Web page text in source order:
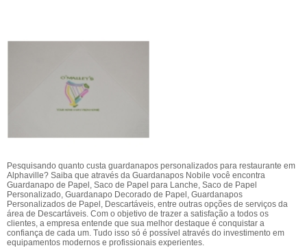
Pesquisando quanto custa guardanapos personalizados para restaurante em
Alphaville? Saiba que através da Guardanapos Nobile você encontra
Guardanapo de Papel, Saco de Papel para Lanche, Saco de Papel
Personalizado, Guardanapo Decorado de Papel, Guardanapos
Personalizados de Papel, Descartáveis, entre outras opções de serviços da
área de Descartáveis. Com o objetivo de trazer a satisfação a todos os
clientes, a empresa entende que sua melhor destaque é conquistar a
confiança de cada um. Tudo isso só é possível através do investimento em
equipamentos modernos e profissionais experientes.